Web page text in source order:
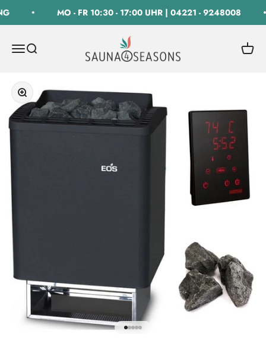
MO - FR 10:30 - 17:00 UHR | 04221 - 9248008
Navigationsmenü öffnen
Suche öffnen
SAUNA 4 SEASONS GmbH
Bild vergrößern
Gehe zu Element 1
Gehe zu Element 2
Gehe zu Element 3
Gehe zu Element 4
Gehe zu Element 5